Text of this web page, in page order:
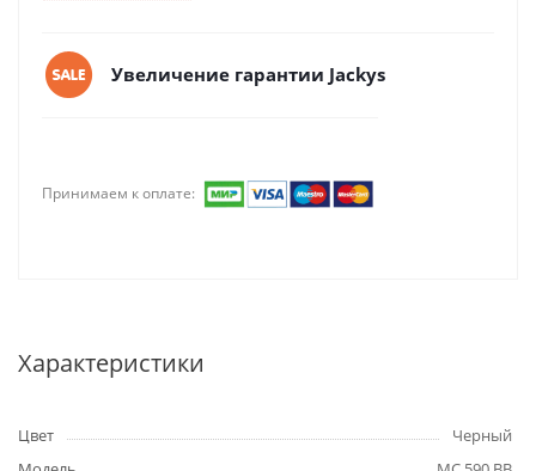
Увеличение гарантии Jackys
Принимаем к оплате:
Характеристики
Цвет
Черный